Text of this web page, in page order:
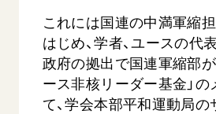
道府県中心会館
Soka Gakkai グローバルサイト
SGIピースサイト
SOKA PICKS
これには国連の中満軍縮
はじめ、学者、ユースの代
政府の拠出で国連軍縮部
ース非核リーダー基金」の
て、学会本部平和運動局の